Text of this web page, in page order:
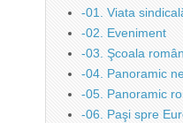
-01. Viata
-02. Eveniment
-03. Şcoala
-04. Panoramic
-05. Panoramic
-06. Paşi spre